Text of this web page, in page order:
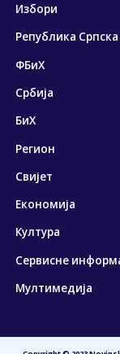
Избори
Република Српска
ФБиХ
Србија
БиХ
Регион
Свијет
Економија
Култура
Сервисне
Мултимедија